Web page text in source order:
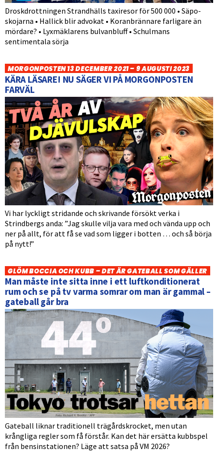
Droskdrottningen Strandhälls taxiresor för 500 000 • Säpo-
skojarna • Hallick blir advokat • Koranbrännare farligare än
mördare? • Lyxmäklarens bulvanbluff • Schulmans
sentimentala sörja
MORGONPOSTEN 13 DECEMBER 2021 – 9 AUGUSTI 2023
KÄRA LÄSARE! NU SÄGER VI PÅ MORGONPOSTEN
FARVÄL
Vi har lyckligt stridande och skrivande försökt verka i
Strindbergs anda: ”Jag skulle vilja vara med och vända upp och
ner på allt, för att få se vad som ligger i botten … och så börja
på nytt!”
GLÖM BOCCIA OCH KUBB – DET ÄR GATEBALL SOM GÄLLER
Man måste inte sitta inne i ett luftkonditionerat
rum och se på tv varma somrar om man är gammal –
gateball går bra
Gateball liknar traditionell trägårdskrocket, men utan
krångliga regler som få förstår. Kan det här ersätta kubbspel
från bensinstationen? Läge att satsa på VM 2026?